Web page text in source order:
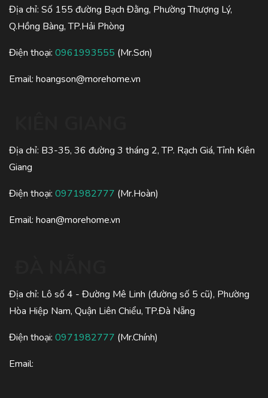
Địa chỉ: Số 155 đường Bạch Đằng, Phường Thượng Lý,
Q.Hồng Bàng, TP.Hải Phòng
Điện thoại: 0961993555 (Mr.Sơn)
Email: hoangson@morehome.vn
Địa chỉ: B3-35, 36 đường 3 tháng 2, TP. Rạch Giá, Tỉnh Kiên
Giang
Điện thoại: 0971982777 (Mr.Hoàn)
Email: hoan@morehome.vn
Địa chỉ: Lô số 4 - Đường Mê Linh (đường số 5 cũ), Phường
Hòa Hiệp Nam, Quận Liên Chiểu, TP.Đà Nẵng
Điện thoại: 0971982777 (Mr.Chính)
Email: